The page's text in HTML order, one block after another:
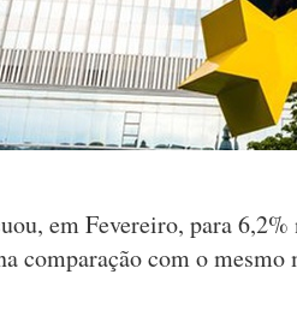
em Fevereiro, para 6,2%
comparação com o